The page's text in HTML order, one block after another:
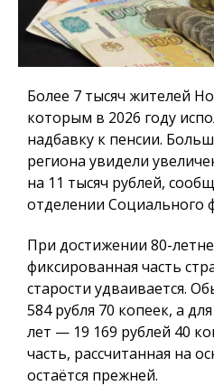
Более 7 тысяч жителей
которым в 2026 году
надбавку к пенсии.
региона увидели
на 11 тысяч рублей,
отделении Социального
При достижении 80-
фиксированная часть
старости удваивается.
584 рубля 70 копеек, а
лет — 19 169 рублей 40
часть, рассчитанная на
остаётся прежней.